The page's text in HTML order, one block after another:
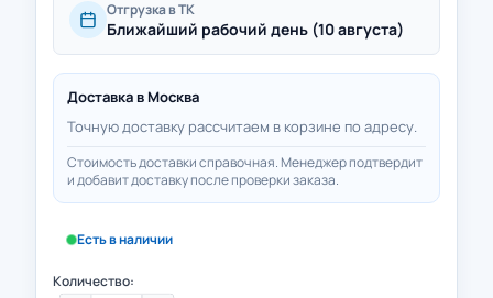
Отгрузка в ТК
Ближайший рабочий день (10 августа)
Доставка в Москва
Точную доставку рассчитаем в корзине по адресу.
Стоимость доставки справочная. Менеджер подтвердит
и добавит доставку после проверки заказа.
Есть в наличии
Количество: